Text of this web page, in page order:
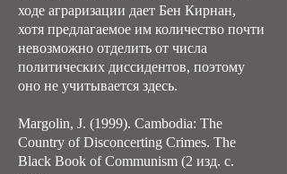
ходе аграризации дает Бен Кирнан,
хотя предлагаемое им количество почти
невозможно отделить от числа
политических диссидентов, поэтому
оно не учитывается здесь.
Margolin, J. (1999). Cambodia: The
Country of Disconcerting Crimes. The
Black Book of Communism (2 изд. с.